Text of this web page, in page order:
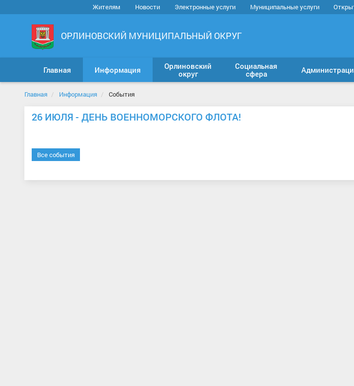
Жителям Новости Электронные услуги Муниципальные услуги
ОРЛИНОВСКИЙ МУНИЦИПАЛЬНЫЙ ОКРУГ
Главная Информация
Орлиновский
округ
Социальная
сфера
Главная Информация События
26 ИЮЛЯ - ДЕНЬ ВОЕННОМОРСКОГО ФЛОТА!
Все события